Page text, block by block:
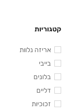
קטגוריות
אריזה נלוות
בייבי
בלונים
דליים
זכוכיות